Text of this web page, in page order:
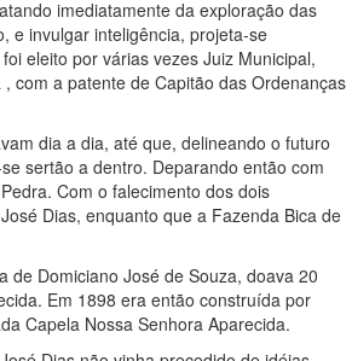
imediatamente da exploração das
e invulgar inteligência, projeta-se
eleito por várias vezes Juiz Municipal,
com a patente de Capitão das Ordenanças
dia a dia, até que, delineando o futuro
sertão a dentro. Deparando então com
Com o falecimento dos dois
Dias, enquanto que a Fazenda Bica de
de Domiciano José de Souza, doava 20
Em 1898 era então construída por
Capela Nossa Senhora Aparecida.